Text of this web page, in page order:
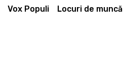
Vox Populi Locuri de muncă